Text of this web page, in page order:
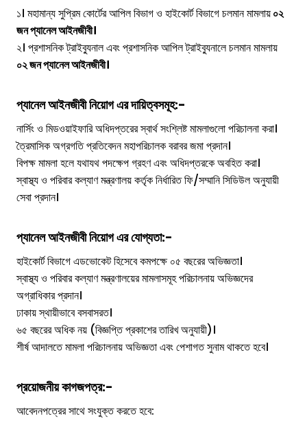
১। মহামান্য সুপ্রিম কোর্টের আপিল বিভাগ ও হাইকোর্ট বিভাগে চলমান মামলায়০২
জন প্যানেল আইনজীবী।
২। প্রশাসনিক ট্রাইব্যুনাল এবং প্রশাসনিক আপিল ট্রাইব্যুনালে চলমান মামলায়
০২ জন প্যানেল আইনজীবী।
প্যানেল আইনজীবীনিয়োগ এর দায়িত্বসমূহ:-
নার্সিং ও মিডওয়াইফারি অধিদপ্তরের স্বার্থ সংশ্লিষ্ট মামলাগুলো পরিচালনা করা।
ত্রৈমাসিক অগ্রগতি প্রতিবেদন মহাপরিচালক বরাবর জমা প্রদান।
বিপক্ষ মামলা হলে যথাযথ পদক্ষেপ গ্রহণ এবং অধিদপ্তরকে অবহিত করা।
স্বাস্থ্য ও পরিবার কল্যাণ মন্ত্রণালয় কর্তৃক নির্ধারিত ফি/সম্মানি সিডিউল অনুযায়ী
সেবা প্রদান।
প্যানেল আইনজীবীনিয়োগ এর যোগ্যতা:-
হাইকোর্ট বিভাগে এডভোকেট হিসেবে কমপক্ষে ০৫ বছরের অভিজ্ঞতা।
স্বাস্থ্য ও পরিবার কল্যাণ মন্ত্রণালয়ের মামলাসমূহ পরিচালনায় অভিজ্ঞদের
অগ্রাধিকার প্রদান।
ঢাকায় স্থায়ীভাবে বসবাসরত।
৬৫ বছরের অধিক নয় (বিজ্ঞপ্তি প্রকাশের তারিখ অনুযায়ী)।
শীর্ষ আদালতে মামলা পরিচালনায় অভিজ্ঞতা এবং পেশাগত সুনাম থাকতে হবে।
প্রয়োজনীয় কাগজপত্র:-
আবেদনপত্রের সাথে সংযুক্ত করতে হবে: